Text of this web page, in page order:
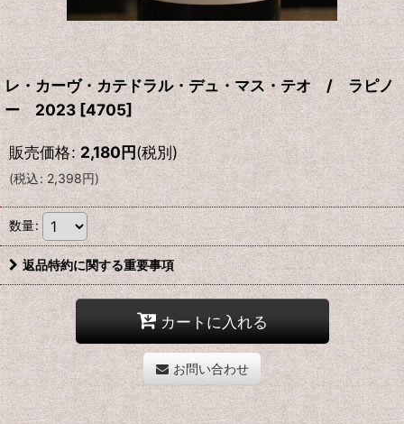
レ・カーヴ・カテドラル・デュ・マス・テオ / ラピノ
ー 2023[4705]
販売価格: 2,180円(税別)
(税込: 2,398円)
数量:
返品特約に関する重要事項
カートに入れる
お問い合わせ